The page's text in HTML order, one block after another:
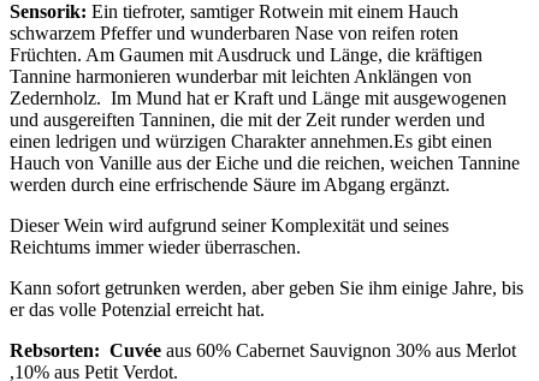
Sensorik: Ein tiefroter, samtiger Rotwein mit einem Hauch
schwarzem Pfeffer und wunderbaren Nase von reifen roten
Früchten. Am Gaumen mit Ausdruck und Länge, die kräftigen
Tannine harmonieren wunderbar mit leichten Anklängen von
Zedernholz. Im Mund hat er Kraft und Länge mit ausgewogenen
und ausgereiften Tanninen, die mit der Zeit runder werden und
einen ledrigen und würzigen Charakter annehmen.Es gibt einen
Hauch von Vanille aus der Eiche und die reichen, weichen Tannine
werden durch eine erfrischende Säure im Abgang ergänzt.
Dieser Wein wird aufgrund seiner Komplexität und seines
Reichtums immer wieder überraschen.
Kann sofort getrunken werden, aber geben Sie ihm einige Jahre, bis
er das volle Potenzial erreicht hat.
Rebsorten: Cuvée aus 60% Cabernet Sauvignon 30% aus Merlot
,10% aus Petit Verdot.